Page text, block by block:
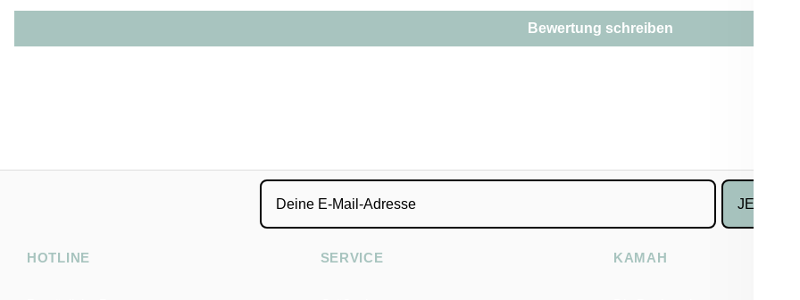
Bewertung schreiben
JETZT
HOTLINE SERVICE KAMAH